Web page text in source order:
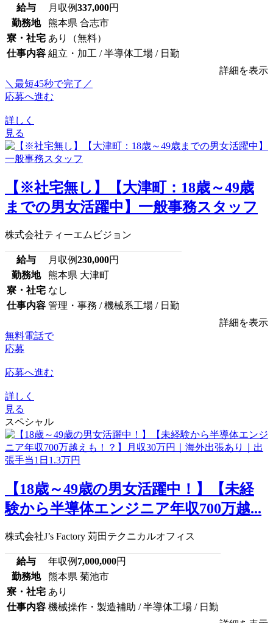
給与 月収例337,000円
勤務地
熊本県 合志市
寮・社宅 あり（無料）
仕事内容 組立・加工 / 半導体工場 / 日勤
詳細を表示
＼最短45秒で完了／
応募へ進む
詳しく
見る
【※社宅無し】【大津町：18歳～49歳
までの男女活躍中】一般事務スタッフ
株式会社ティーエムビジョン
給与 月収例230,000円
勤務地
熊本県 大津町
寮・社宅 なし
仕事内容 管理・事務 / 機械系工場 / 日勤
詳細を表示
無料電話で
応募
応募へ進む
詳しく
見る
スペシャル
【18歳～49歳の男女活躍中！】【未経
験から半導体エンジニア年収700万越...
株式会社J’s Factory 苅田テクニカルオフィス
給与 年収例 7,000,000円
勤務地
熊本県 菊池市
寮・社宅 あり
仕事内容 機械操作・製造補助 / 半導体工場 / 日勤